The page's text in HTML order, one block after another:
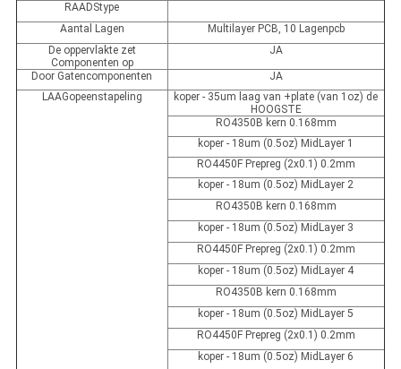
RAADStype
Aantal Lagen
Multilayer PCB, 10 Lagenpcb
De oppervlakte zet
Componenten op
JA
Door Gatencomponenten
JA
LAAGopeenstapeling
koper - 35um laag van +plate (van 1oz) de
HOOGSTE
RO4350B kern 0.168mm
koper - 18um (0.5oz) MidLayer 1
RO4450F Prepreg (2x0.1) 0.2mm
koper - 18um (0.5oz) MidLayer 2
RO4350B kern 0.168mm
koper - 18um (0.5oz) MidLayer 3
RO4450F Prepreg (2x0.1) 0.2mm
koper - 18um (0.5oz) MidLayer 4
RO4350B kern 0.168mm
koper - 18um (0.5oz) MidLayer 5
RO4450F Prepreg (2x0.1) 0.2mm
koper - 18um (0.5oz) MidLayer 6